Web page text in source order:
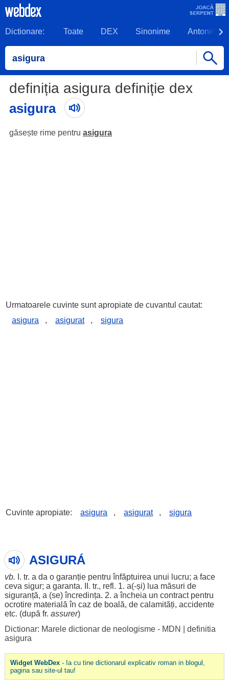
Dictionare: Toate DEX Sinonime Antonime
definiția asigura definiție dex
asigura
găsește rime pentru asigura
Urmatoarele cuvinte sunt apropiate de cuvantul cautat:
asigura
, asigurat , sigura
Cuvinte apropiate: asigura , asigurat , sigura
ASIGURÁ
vb. I. tr. a da o garanțiepentru înfăptuirea unui lucru; a face
ceva sigur; a garanta. II. tr., refl. 1. a(-și) lua măsuri de
siguranță, a (se) încredința. 2. a încheia un contractpentru
ocrotire materială în caz de boală, de calamități, accidente
etc. (după fr. assurer)
Dictionar: Marele dictionar de neologisme - MDN
definitia
asigura
Widget WebDex- Ia cu tine dictionarul explicativ roman in blogul,
pagina sau site-ul tau!